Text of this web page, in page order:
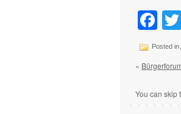
Posted in
«
You can skip